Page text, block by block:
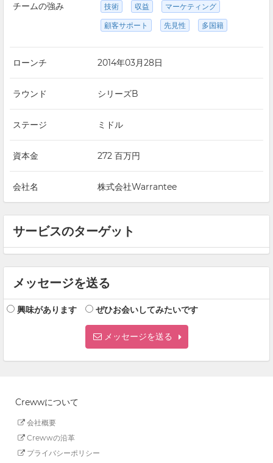
チームの強み 技術 収益 マーケティング
顧客サポート 先見性 多国籍
ローンチ 2014年03月28日
ラウンド シリーズB
ステージ ミドル
資本金 272 百万円
会社名 株式会社Warrantee
サービスのターゲット
メッセージを送る
興味があります ぜひお会いしてみたいです
メッセージを送る
Crewwについて
会社概要
Crewwの沿革
プライバシーポリシー